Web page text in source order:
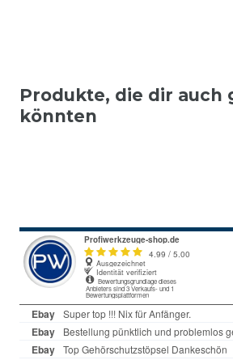
Produkte, die dir auch
könnten